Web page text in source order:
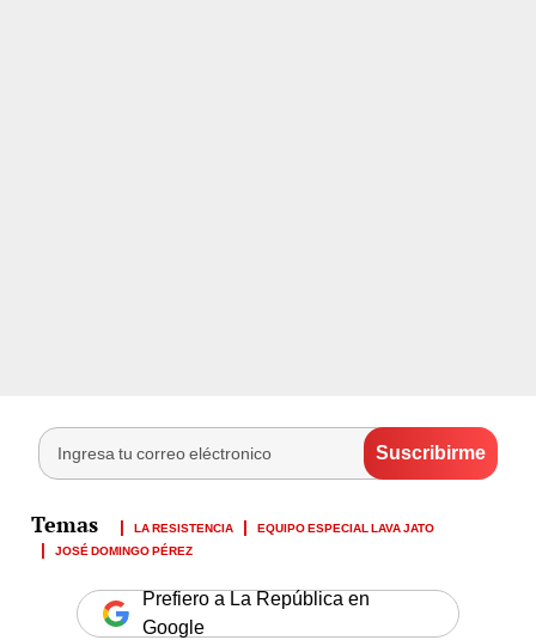
LA RESISTENCIA
EQUIPO ESPECIAL LAVA JATO
JOSÉ DOMINGO PÉREZ
Prefiero a La República en
Google